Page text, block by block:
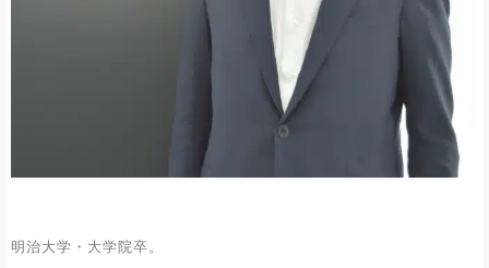
明治大学・大学院卒。